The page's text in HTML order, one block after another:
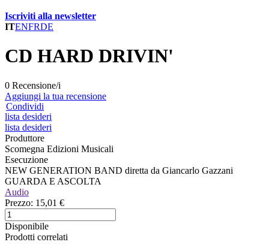
Iscriviti alla newsletter
ITENFRDE
CD HARD DRIVIN'
0 Recensione/i
Aggiungi la tua recensione
Condividi
lista desideri
lista desideri
Produttore
Scomegna Edizioni Musicali
Esecuzione
NEW GENERATION BAND diretta da Giancarlo Gazzani
GUARDA E ASCOLTA
Audio
Prezzo: 15,01 €
Disponibile
Prodotti correlati